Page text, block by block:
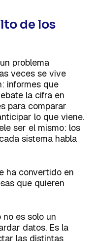
de los
problema
veces se vive
informes que
la cifra en
para comparar
lo que viene.
ser el mismo: los
sistema habla
ha convertido en
que quieren
no es solo un
datos. Es la
las distintas